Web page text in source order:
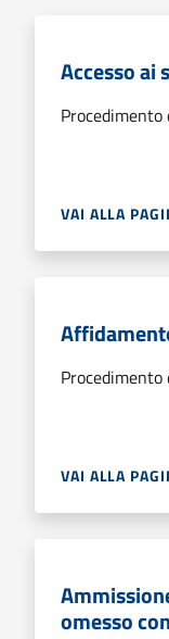
Accesso ai
Procedimento
VAI ALLA
VAI ALLA
omesso